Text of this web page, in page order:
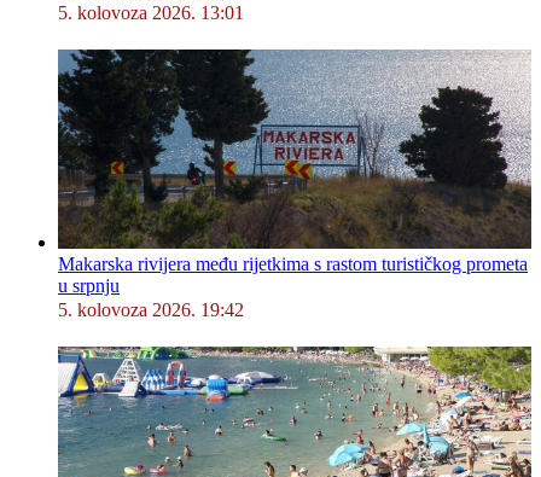
5. kolovoza 2026. 13:01
Makarska rivijera među rijetkima s rastom turističkog prometa
u srpnju
5. kolovoza 2026. 19:42